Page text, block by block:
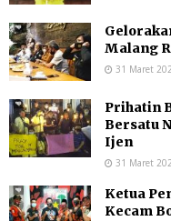
Malang
31 Maret
Prihatin
Bersatu
Ijen
31 Maret
Ketua
Kecam